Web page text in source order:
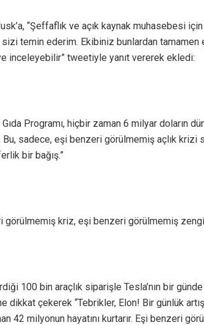
“Şeffaflık ve açık kaynak muhasebesi
sizi temin ederim. Ekibiniz bunlardan
inceleyebilir” tweetiyle yanıt vererek ekledi:
Gıda Programı, hiçbir zaman 6 milyar doların
sadece, eşi benzeri görülmemiş açlık krizi
bir bağış.”
görülmemiş kriz, eşi benzeri görülmemiş
100 bin araçlık siparişle Tesla’nın bir
dikkat çekerek “Tebrikler, Elon! Bir günlük
42 milyonun hayatını kurtarır. Eşi benzeri